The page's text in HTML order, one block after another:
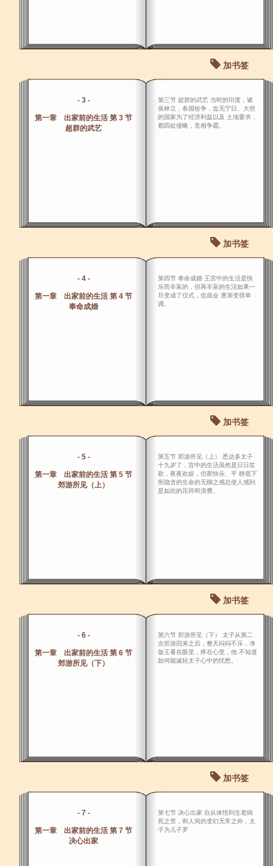
加书签
- 3 -
第一章 出家前的生活 第 3 节
超群的武艺
第三节 超群的武艺 当时的印度，诸
侯林立，各国纷争，迄无宁日。大些
的国家为了经济利益以及 土地要求，
都四处侵略，竞相争霸。
加书签
- 4 -
第一章 出家前的生活 第 4 节
奉命成婚
第四节 奉命成婚 王宫中的生活是快
乐而丰富的，但再丰富的生活如果一
旦变成了仪式，也就会 逐渐变得单
调。
加书签
- 5 -
第一章 出家前的生活 第 5 节
郊游所见（上）
第五节 郊游所见（上） 悉达多太子
十九岁了，宫中的生活虽然是日日笙
歌，夜夜欢娱，但那快乐、平 静底下
所隐含的生命的无聊之感总使人感到
是如此的压抑和浪费。
加书签
- 6 -
第一章 出家前的生活 第 6 节
郊游所见（下）
第六节 郊游所见（下） 太子从第二
次郊游回来之后，整天闷闷不乐，净
饭王看在眼里，疼在心里，他 不知道
如何能减轻太子心中的忧愁。
加书签
- 7 -
第一章 出家前的生活 第 7 节
决心出家
第七节 决心出家 自从体悟到生老病
死之苦，和人间的变幻无常之外，太
子为儿子罗